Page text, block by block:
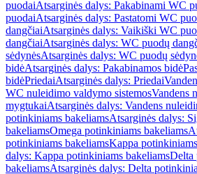
puodaiAtsarginės dalys: Pakabinami WC
puodaiAtsarginės dalys: Pastatomi WC
dangčiaiAtsarginės dalys: Vaikiški WC
dangčiaiAtsarginės dalys: WC puodų
sėdynėsAtsarginės dalys: WC puodų
bidėAtsarginės dalys: Pakabinamos bidė
bidėPriedaiAtsarginės dalys: Priedai
WC nuleidimo valdymo sistemosVandens
mygtukaiAtsarginės dalys: Vandens
potinkiniams bakeliamsAtsarginės dalys:
bakeliamsOmega potinkiniams bakeliams
potinkiniams bakeliamsKappa
dalys: Kappa potinkiniams bakeliamsDelta
bakeliamsAtsarginės dalys: Delta